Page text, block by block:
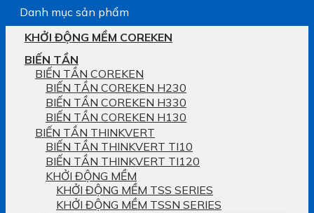
Danh mục sản phẩm
KHỞI ĐỘNG MỀM COREKEN
BIẾN TẦN
BIẾN TẦN COREKEN
BIẾN TẦN COREKEN H230
BIẾN TẦN COREKEN H330
BIẾN TẦN COREKEN H130
BIẾN TẦN THINKVERT
BIẾN TẦN THINKVERT TI10
BIẾN TẦN THINKVERT TI120
KHỞI ĐỘNG MỀM
KHỞI ĐỘNG MỀM TSS SERIES
KHỞI ĐỘNG MỀM TSSN SERIES